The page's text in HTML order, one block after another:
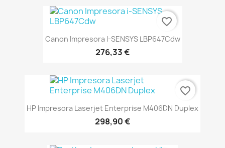
Canon Impresora I-SENSYS LBP647Cdw
276,33 €
favorite_border
HP Impresora Laserjet Enterprise M406DN Duplex
298,90 €
favorite_border